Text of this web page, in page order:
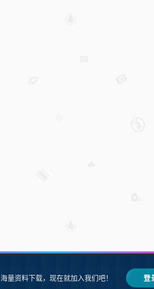
鲁ICP备
SW自学网 Z-
海量资料下载，现在就加入我们吧！ 登